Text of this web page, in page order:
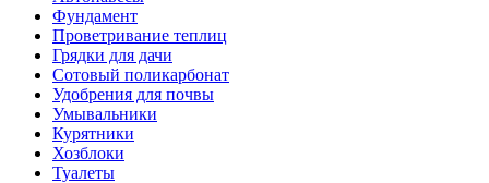
Фундамент
Проветривание теплиц
Грядки для дачи
Сотовый поликарбонат
Удобрения для почвы
Умывальники
Курятники
Хозблоки
Туалеты